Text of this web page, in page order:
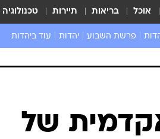
אוכל בריאות תיירות טכנולוגיה
פרשת השבוע יהדות עוד ביהדות
של